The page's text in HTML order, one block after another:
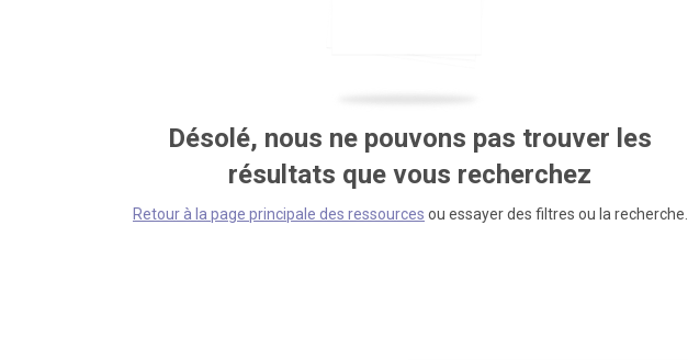
Désolé, nous ne pouvons pas trouver les
résultats que vous recherchez
Retour à la page principale des ressources ou essayer des filtres ou la recherche.